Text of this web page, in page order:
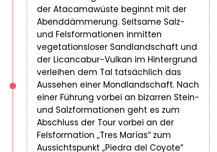
der Atacamawüste beginnt mit der
Abenddämmerung. Seltsame Salz-
und Felsformationen inmitten
vegetationsloser Sandlandschaft und
der Licancabur-Vulkan im Hintergrund
verleihen dem Tal tatsächlich das
Aussehen einer Mondlandschaft. Nach
einer Führung vorbei an bizarren Stein-
und Salzformationen geht es zum
Abschluss der Tour vorbei an der
Felsformation „Tres Marías“ zum
Aussichtspunkt „Piedra del Coyote“